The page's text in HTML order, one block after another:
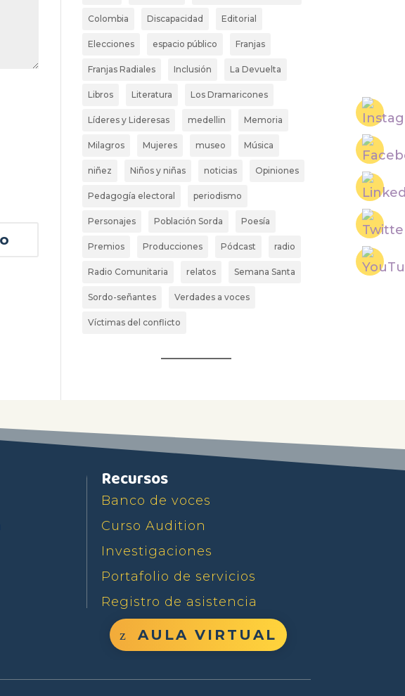
Colombia Discapacidad Editorial
Elecciones espacio público Franjas
Franjas Radiales Inclusión La Devuelta
Libros Literatura Los Dramaricones
Líderes y Lideresas medellin Memoria
Milagros Mujeres museo Música
niñez Niños y niñas noticias Opiniones
Pedagogía electoral periodismo
Personajes Población Sorda Poesía
Premios Producciones Pódcast radio
Radio Comunitaria relatos Semana Santa
Sordo-señantes Verdades a voces
Víctimas del conflicto
Recursos
Banco de voces
Curso Audition
Investigaciones
Portafolio de servicios
Registro de asistencia
AULA VIRTUAL